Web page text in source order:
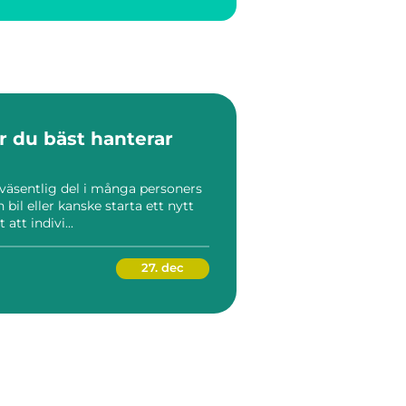
du bäst hanterar
del i många personers
bil eller kanske starta ett nytt
att indivi...
27. dec